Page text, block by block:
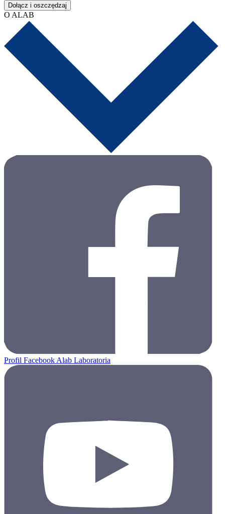
Dołącz i oszczędzaj
O ALAB
Profil Facebook Alab Laboratoria